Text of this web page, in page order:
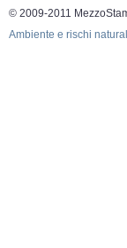
© 2009-2011
Ambiente e rischi